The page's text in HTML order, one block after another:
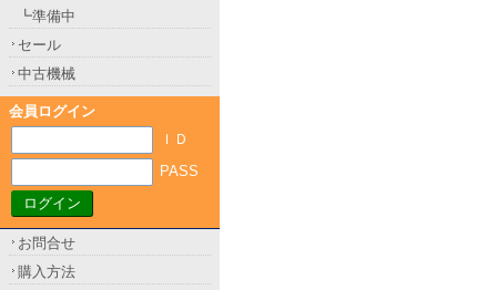
┗準備中
セール
中古機械
会員ログイン
ＩＤ
PASS
お問合せ
購入方法